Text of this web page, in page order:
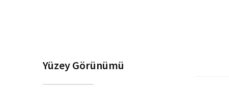
Yüzey Görünümü